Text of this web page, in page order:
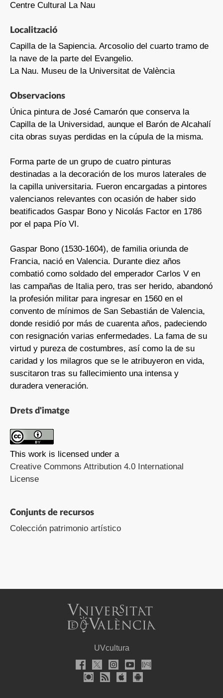
Centre Cultural La Nau
Localització
Capilla de la Sapiencia. Arcosolio del cuarto tramo de
la nave de la parte del Evangelio.
La Nau. Museu de la Universitat de València
Observacions
Única pintura de José Camarón que conserva la
Capilla de la Universidad, aunque el Barón de Alcahalí
cita obras suyas perdidas en la cúpula de la misma.
Forma parte de un grupo de cuatro pinturas
destinadas a la decoración de los muros laterales de
la capilla universitaria. Fueron encargadas a pintores
valencianos relevantes con ocasión de haber sido
beatificados Gaspar Bono y Nicolás Factor en 1786
por el papa Pío VI.
Gaspar Bono (1530-1604), de familia oriunda de
Francia, nació en Valencia. Durante diez años
combatió como soldado del emperador Carlos V en
las campañas de Italia pero, tras ser herido, abandonó
la profesión militar para ingresar en 1560 en el
convento de mínimos de San Sebastián de Valencia,
donde residió por más de cuarenta años, padeciendo
con resignación varias enfermedades. La fama de su
virtud y pureza de costumbres, así como la de su
caridad y los milagros que se le atribuyeron en vida,
suscitaron tras su fallecimiento una intensa y
duradera veneración.
Drets d'imatge
This work is licensed under a
Creative Commons Attribution 4.0 International
License
Conjunts de recursos
Colección patrimonio artístico
UVcultura